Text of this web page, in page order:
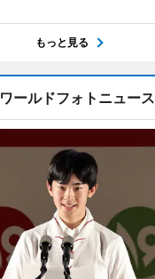
もっと見る
ワールドフォトニュース